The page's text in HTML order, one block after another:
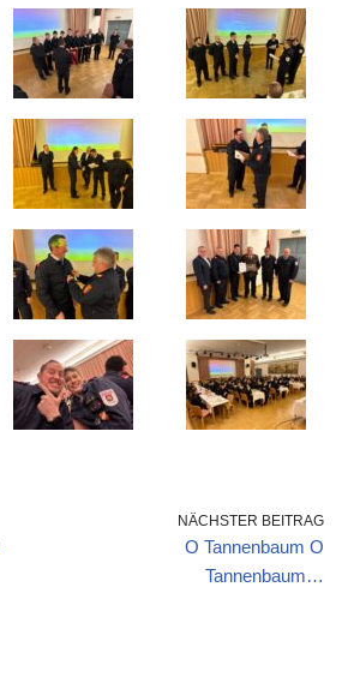
NÄCHSTER BEITRAG
O Tannenbaum O
Tannenbaum…